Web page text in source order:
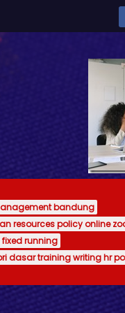
bandung
resources policy online
running
dasar training writing hr